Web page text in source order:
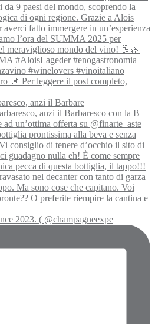
anzi il Barbare
2023. ( @champagneexpe